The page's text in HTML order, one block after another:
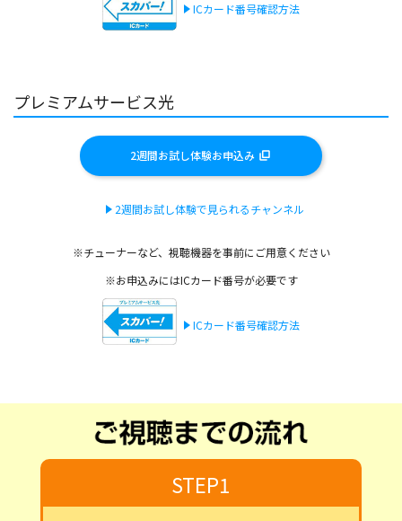
ICカード番号確認方法
プレミアムサービス光
2週間お試し体験お申込み
2週間お試し体験で見られるチャンネル
※チューナーなど、視聴機器を事前にご用意ください
※お申込みにはICカード番号が必要です
ICカード番号確認方法
STEP1